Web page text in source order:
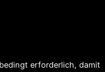
erforderlich, damit